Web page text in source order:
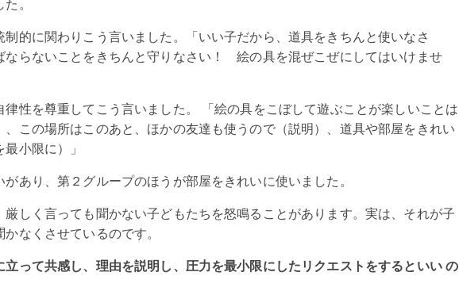
。
制的に関わりこう言いました。「いい子だから、道具をきちんと使いなさ
らないことをきちんと守りなさい！ 絵の具を混ぜこぜにしてはいけませ
律性を尊重してこう言いました。 「絵の具をこぼして遊ぶことが楽しいことは
、この場所はこのあと、ほかの友達も使うので（説明）、道具や部屋をきれい
小限に）」
あり、第２グループのほうが部屋をきれいに使いました。
厳しく言っても聞かない子どもたちを怒鳴ることがあります。実は、それが子
なくさせているのです。
立って共感し、理由を説明し、圧力を最小限にしたリクエストをするといい の